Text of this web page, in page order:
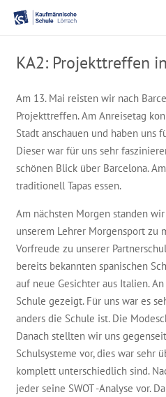
KA2: Projekttreffen
Am 13. Mai reisten wir nach
Projekttreffen. Am Anreisetag
Stadt anschauen und haben uns
Dieser war für uns sehr
schönen Blick über Barcelona.
traditionell Tapas essen.
Am nächsten Morgen standen
unserem Lehrer Morgensport zu
Vorfreude zu unserer
bereits bekannten spanischen
auf neue Gesichter aus Italien.
Schule gezeigt. Für uns war es
anders die Schule ist. Die
Danach stellten wir uns
Schulsysteme vor, dies war sehr
komplett unterschiedlich sind.
jeder seine SWOT -Analyse vor.